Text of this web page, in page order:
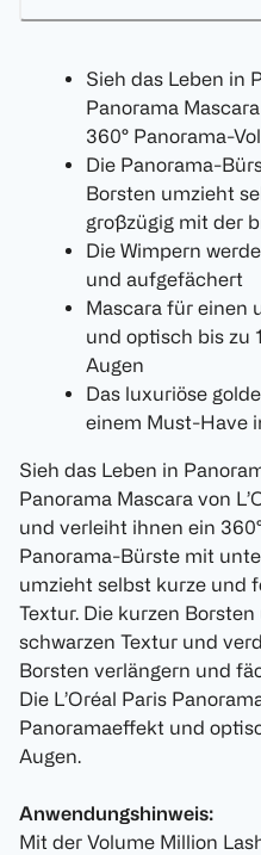
Sieh das Leben in
Panorama
360° Panorama-
Die Panorama-
Borsten umzieht
großzügig mit der
Die Wimpern
und aufgefächert
Mascara für einen
und optisch bis zu
Augen
Das luxuriöse
einem Must-Have
Sieh das Leben in
Panorama Mascara von
und verleiht ihnen ein
Panorama-Bürste mit
umzieht selbst kurze und
Textur. Die kurzen
schwarzen Textur und
Borsten verlängern und
Die L’Oréal Paris
Panoramaeffekt und
Augen.
Anwendungshinweis:
Mit der Volume Million